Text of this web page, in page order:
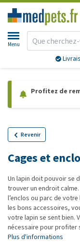
Menu
Profitez de
Revenir
Cages et
Un lapin doit pouvoir se
trouver un endroit calme.
l’enclos ou parc de
les bons accessoires,
votre lapin se sent bien.
nécessaire pour profiter
Plus d'informations